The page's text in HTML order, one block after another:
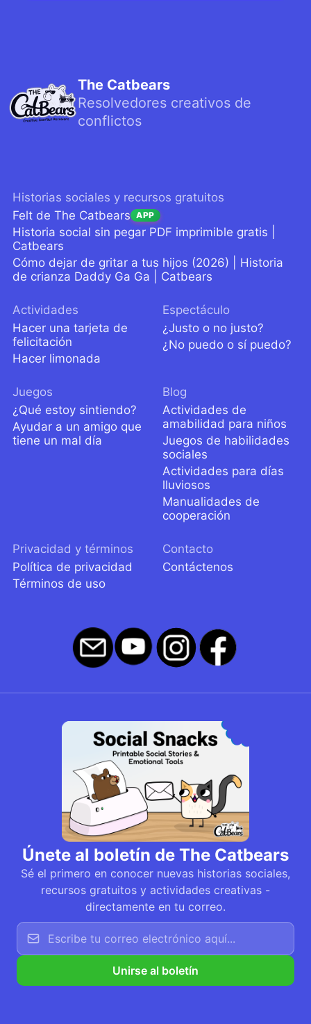
The Catbears
Resolvedores creativos de
conflictos
Historias sociales y recursos gratuitos
Felt de The Catbears APP
Historia social sin pegar PDF imprimible gratis |
Catbears
Cómo dejar de gritar a tus hijos (2026) | Historia
de crianza Daddy Ga Ga | Catbears
Actividades
Hacer una tarjeta de
felicitación
Hacer limonada
Espectáculo
¿Justo o no justo?
¿No puedo o sí puedo?
Juegos
¿Qué estoy sintiendo?
Ayudar a un amigo que
tiene un mal día
Blog
Actividades de
amabilidad para niños
Juegos de habilidades
sociales
Actividades para días
lluviosos
Manualidades de
cooperación
Privacidad y términos
Política de privacidad
Términos de uso
Contacto
Contáctenos
Únete al boletín de The Catbears
Sé el primero en conocer nuevas historias sociales,
recursos gratuitos y actividades creativas -
directamente en tu correo.
Unirse al boletín